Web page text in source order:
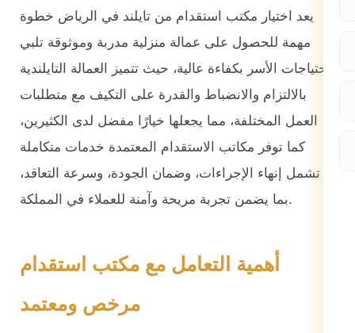
يعد اختيار مكتب استقدام من تايلند في الرياض خطوة
مهمة للحصول على عمالة منزلية مدربة وموثوقة تلبي
احتياجات الأسر بكفاءة عالية، حيث تتميز العمالة التايلندية
بالالتزام والانضباط والقدرة على التكيف مع متطلبات
العمل المختلفة، مما يجعلها خيارًا مفضل لدى الكثيرين،
كما توفر مكاتب الاستقدام المعتمدة خدمات متكاملة
تشمل إنهاء الإجراءات، وضمان الجودة، وسرعة التعاقد،
بما يضمن تجربة مريحة وآمنة للعملاء في المملكة.
أهمية التعامل مع مكتب استقدام
مرخص ومعتمد